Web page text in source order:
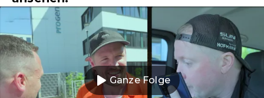
Ganze Folge